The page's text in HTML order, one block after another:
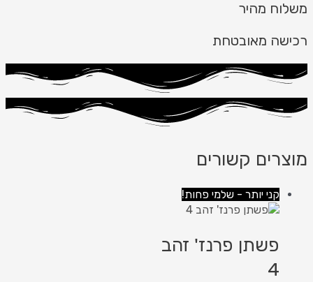
משלוח מהיר
רכישה מאובטחת
מוצרים קשורים
קני יותר - שלמי פחות!
פשתן פרנז' זהב
4